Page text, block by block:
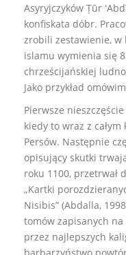
Asyryjczyków Ṭūr
konfiskata dóbr.
zrobili zestawienie, w
islamu wymienia się
chrześcijańskiej
Jako przykład
Pierwsze
kiedy to wraz z
Persów. Następnie
opisujący skutki
roku 1100, przetrwał
„Kartki
Nisibis” (Abdalla,
tomów zapisanych
przez najlepszych
barbarzyństwo